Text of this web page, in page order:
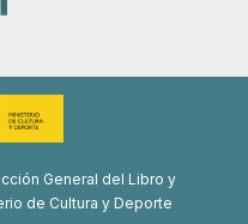
General del Libro y
de Cultura y Deporte